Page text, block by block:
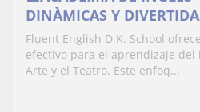
DINÀMICAS Y
EDADES
Fluent English D.K. School
efectivo para el aprendizaje del
Arte y el Teatro. Este enfoq...